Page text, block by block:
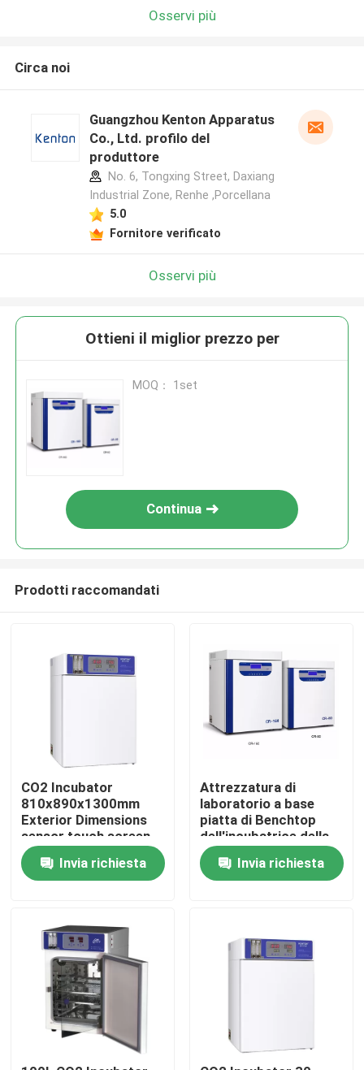
Casa
Chi siamo
Contatti
Osservi più
Circa noi
Guangzhou Kenton Apparatus
Co., Ltd. profilo del
produttore
No. 6, Tongxing Street, Daxiang
Industrial Zone, Renhe ,Porcellana
5.0
Fornitore verificato
Osservi più
Ottieni il miglior prezzo per
MOQ： 1set
Continua
Prodotti raccomandati
CO2 Incubator
810x890x1300mm
Exterior Dimensions
sensor touch screen
Invia richiesta
Attrezzatura di
laboratorio a base
piatta di Benchtop
dell'incubatrice della
coltura cellulare di
CO2 grande per la
medicina di
Invia richiesta